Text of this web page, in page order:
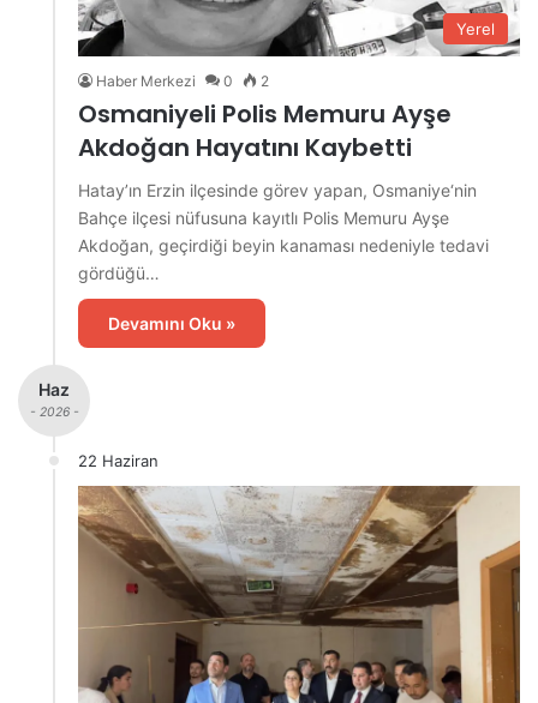
Yerel
Haber Merkezi 0 2
Osmaniyeli Polis Memuru Ayşe
Akdoğan Hayatını Kaybetti
Hatay’ın Erzin ilçesinde görev yapan, Osmaniye‘nin
Bahçe ilçesi nüfusuna kayıtlı Polis Memuru Ayşe
Akdoğan, geçirdiği beyin kanaması nedeniyle tedavi
gördüğü…
Devamını Oku »
Haz
- 2026 -
22 Haziran